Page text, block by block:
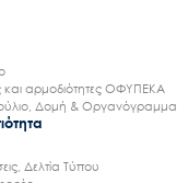
αρμοδιότητες ΟΦΥΠΕΚΑ
Δομή & Οργανόγραμμα
Δελτία Τύπου